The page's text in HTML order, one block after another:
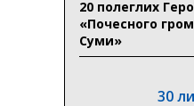
20 полеглих
«Почесного
Суми»
30